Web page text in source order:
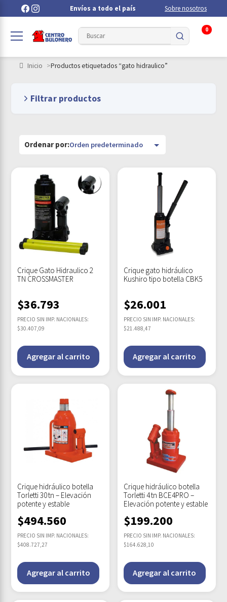
Envíos a todo el país Sobre nosotros
0
Inicio Productos etiquetados “gato hidraulico”
Filtrar productos
Crique Gato Hidraulico 2
TN CROSSMASTER
$36.793
PRECIO SIN IMP. NACIONALES:
$30.407,09
Agregar al carrito
Crique gato hidráulico
Kushiro tipo botella CBK5
$26.001
PRECIO SIN IMP. NACIONALES:
$21.488,47
Agregar al carrito
Crique hidráulico botella
Torletti 30 tn – Elevación
potente y estable
$494.560
PRECIO SIN IMP. NACIONALES:
$408.727,27
Agregar al carrito
Crique hidráulico botella
Torletti 4 tn BCE4PRO –
Elevación potente y estable
$199.200
PRECIO SIN IMP. NACIONALES:
$164.628,10
Agregar al carrito